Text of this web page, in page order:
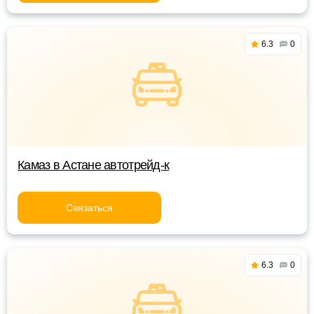
6.3 0
Камаз в Астане автотрейд-к
Связаться
6.3 0